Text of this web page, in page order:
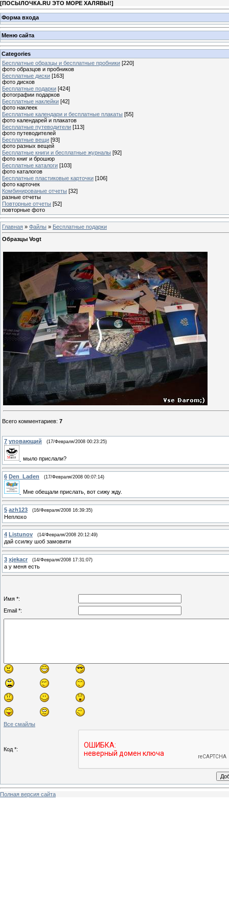
[ПОСЫЛОЧКА.RU ЭТО МОРЕ ХАЛЯВЫ!]
Форма входа
Меню сайта
Categories
Бесплатные образцы и бесплатные пробники [220]
фото образцов и пробников
Бесплатные диски [163]
фото дисков
Бесплатные подарки [424]
фотографии подарков
Бесплатные наклейки [42]
фото наклеек
Бесплатные календари и бесплатные плакаты [55]
фото календарей и плакатов
Бесплатные путеводители [113]
фото путеводителей
Бесплатные вещи [93]
фото разных вещей
Бесплатные книги и бесплатные журналы [92]
фото книг и брошюр
Бесплатные каталоги [103]
фото каталогов
Бесплатные пластиковые карточки [106]
фото карточек
Комбинированые отчеты [32]
разные отчеты
Повторные отчеты [52]
повторные фото
Главная » Файлы » Бесплатные подарки
Образцы Vogt
Всего комментариев: 7
7 уповающий (17/Февраля/2008 00:23:25)
мыло прислали?
6 Den_Laden (17/Февраля/2008 00:07:14)
Мне обещали прислать, вот сижу жду.
5 azh123 (16/Февраля/2008 16:39:35)
Неплохо
4 Listunov (14/Февраля/2008 20:12:49)
дай ссилку шоб замовити
3 xjekacr (14/Февраля/2008 17:31:07)
а у меня есть
Имя *:
Email *:
Все смайлы
Код *:
Полная версия сайта